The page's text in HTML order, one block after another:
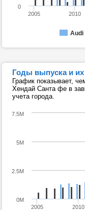
Audi
2005 2010
0
Годы выпуска и
График показывает,
Хендай Санта фе в
учета города.
2005 2010
0M
2.5M
5M
7.5M